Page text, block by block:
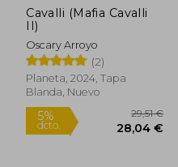
Cavalli (Mafia Cavalli
II)
Oscary Arroyo
(2)
Planeta, 2024, Tapa
Blanda, Nuevo